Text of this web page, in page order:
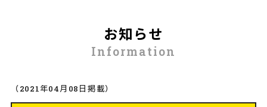
お知らせ
Information
（2021年04月08日掲載）